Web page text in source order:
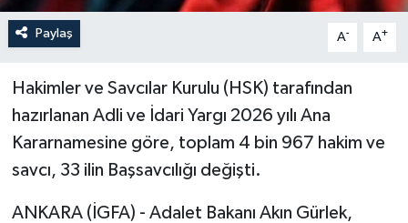
Paylaş A- A+
Hakimler ve Savcılar Kurulu (HSK) tarafından
hazırlanan Adli ve İdari Yargı 2026 yılı Ana
Kararnamesine göre, toplam 4 bin 967 hakim ve
savcı, 33 ilin Başsavcılığı değişti.
ANKARA (İGFA) - Adalet Bakanı Akın Gürlek,